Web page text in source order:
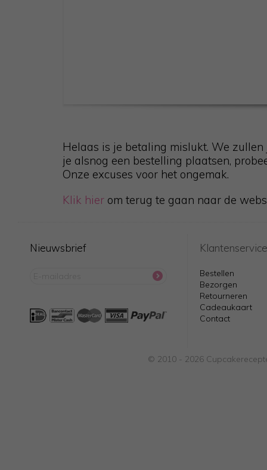
Helaas is je betaling mislukt. We
je alsnog een bestelling plaatsen,
Onze excuses voor het ongemak.
Klik hier om terug te gaan naar de
Nieuwsbrief Klantenservice
Bestellen
Bezorgen
Retourneren
Cadeaukaart
Contact
© 2010 - 2026